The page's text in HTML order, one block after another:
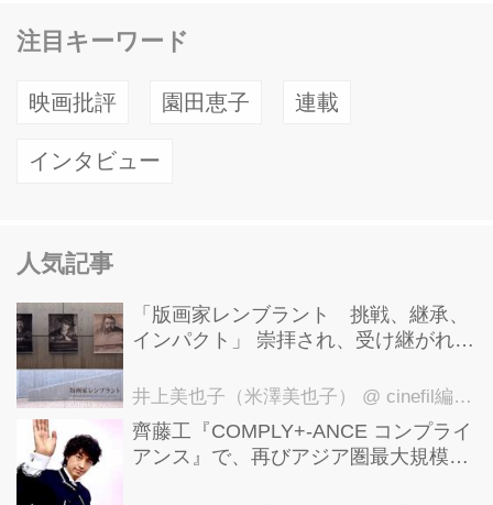
注目キーワード
映画批評 園田恵子 連載
インタビュー
人気記事
「版画家レンブラント 挑戦、継承、
インパクト」 崇拝され、受け継がれ、
洋美術館にて9月23日まで開催中！
井上美也子（米澤美也子） @ cinefil編集部
齊藤工『COMPLY+-ANCE コンプライ
アンス』で、再びアジア圏最大規模の